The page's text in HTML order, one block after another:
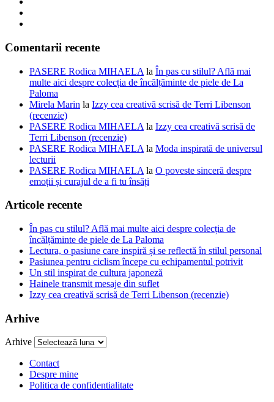
Comentarii recente
PASERE Rodica MIHAELA la În pas cu stilul? Află mai
multe aici despre colecția de încălțăminte de piele de La
Paloma
Mirela Marin la Izzy cea creativă scrisă de Terri Libenson
(recenzie)
PASERE Rodica MIHAELA la Izzy cea creativă scrisă de
Terri Libenson (recenzie)
PASERE Rodica MIHAELA la Moda inspirată de universul
lecturii
PASERE Rodica MIHAELA la O poveste sinceră despre
emoții și curajul de a fi tu însăți
Articole recente
În pas cu stilul? Află mai multe aici despre colecția de
încălțăminte de piele de La Paloma
Lectura, o pasiune care inspiră și se reflectă în stilul personal
Pasiunea pentru ciclism începe cu echipamentul potrivit
Un stil inspirat de cultura japoneză
Hainele transmit mesaje din suflet
Izzy cea creativă scrisă de Terri Libenson (recenzie)
Arhive
Arhive
Contact
Despre mine
Politica de confidentialitate